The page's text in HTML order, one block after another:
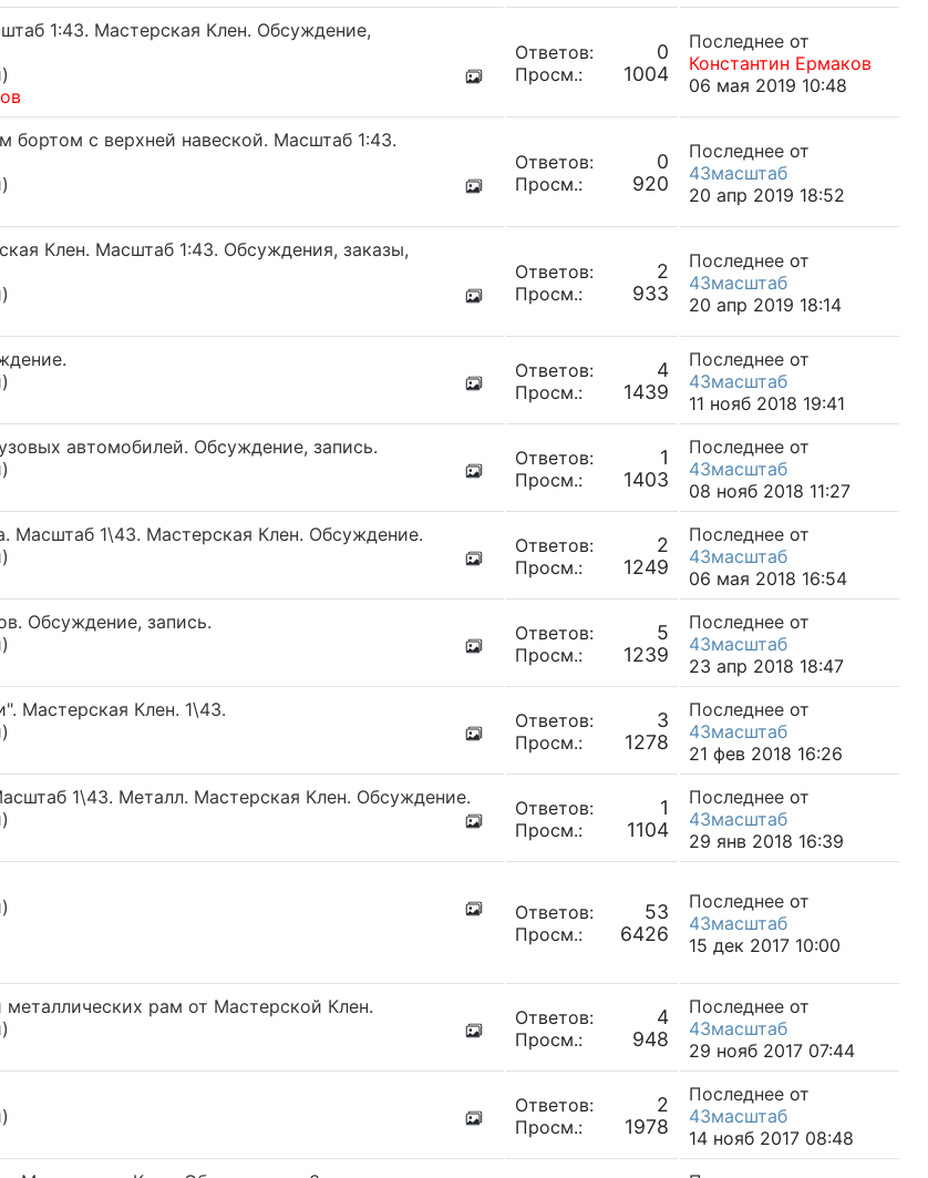
1:43. Мастерская Клен. Обсуждение,
Ответов: 0
Просм.: 1004
Последнее от
Константин Ермаков
06 мая 2019 10:48
бортом с верхней навеской. Масштаб 1:43.
Ответов: 0
Просм.: 920
Последнее от
43масштаб
20 апр 2019 18:52
Клен. Масштаб 1:43. Обсуждения, заказы,
Ответов: 2
Просм.: 933
Последнее от
43масштаб
20 апр 2019 18:14
Ответов: 4
Просм.: 1439
Последнее от
43масштаб
11 нояб 2018 19:41
автомобилей. Обсуждение, запись.
Ответов: 1
Просм.: 1403
Последнее от
43масштаб
08 нояб 2018 11:27
Масштаб 1\43. Мастерская Клен. Обсуждение.
Ответов: 2
Просм.: 1249
Последнее от
43масштаб
06 мая 2018 16:54
Обсуждение, запись.
Ответов: 5
Просм.: 1239
Последнее от
43масштаб
23 апр 2018 18:47
Мастерская Клен. 1\43.
Ответов: 3
Просм.: 1278
Последнее от
43масштаб
21 фев 2018 16:26
1\43. Металл. Мастерская Клен. Обсуждение.
Ответов: 1
Просм.: 1104
Последнее от
43масштаб
29 янв 2018 16:39
Ответов: 53
Просм.: 6426
Последнее от
43масштаб
15 дек 2017 10:00
рам от Мастерской Клен.
Ответов: 4
Просм.: 948
Последнее от
43масштаб
29 нояб 2017 07:44
Ответов: 2
Просм.: 1978
Последнее от
43масштаб
14 нояб 2017 08:48